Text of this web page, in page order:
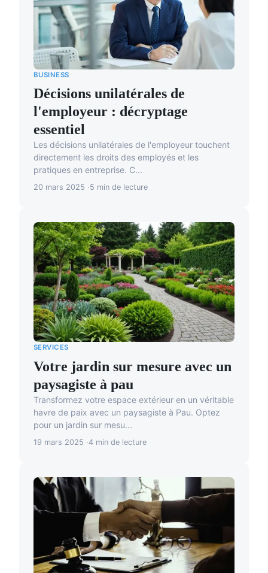
BUSINESS
Décisions unilatérales de
l'employeur : décryptage
essentiel
Les décisions unilatérales de l'employeur touchent
directement les droits des employés et les
pratiques en entreprise. C...
20 mars 2025 5 min de lecture
SERVICES
Votre jardin sur mesure avec un
paysagiste à pau
Transformez votre espace extérieur en un véritable
havre de paix avec un paysagiste à Pau. Optez
pour un jardin sur mesu...
19 mars 2025 4 min de lecture